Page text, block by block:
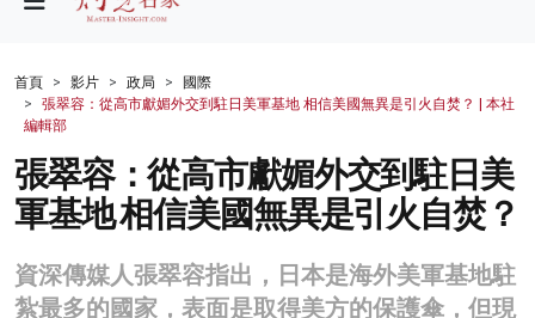
財經
生活
健康
商業
科技
首頁 影片 政局
國際
張翠容：從高市獻媚外交到駐日美軍基地 相信美國無異是引火自焚？ | 本社
編輯部
張翠容：從高市獻媚外交到駐日美
軍基地 相信美國無異是引火自焚？
資深傳媒人張翠容指出，日本是海外美軍基地駐
紮最多的國家，表面是取得美方的保護傘，但現